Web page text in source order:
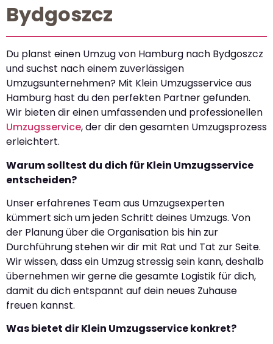
Bydgoszcz
Du planst einen Umzug von Hamburg nach Bydgoszcz
und suchst nach einem zuverlässigen
Umzugsunternehmen? Mit Klein Umzugsservice aus
Hamburg hast du den perfekten Partner gefunden.
Wir bieten dir einen umfassenden und professionellen
Umzugsservice, der dir den gesamten Umzugsprozess
erleichtert.
Warum solltest du dich für Klein Umzugsservice
entscheiden?
Unser erfahrenes Team aus Umzugsexperten
kümmert sich um jeden Schritt deines Umzugs. Von
der Planung über die Organisation bis hin zur
Durchführung stehen wir dir mit Rat und Tat zur Seite.
Wir wissen, dass ein Umzug stressig sein kann, deshalb
übernehmen wir gerne die gesamte Logistik für dich,
damit du dich entspannt auf dein neues Zuhause
freuen kannst.
Was bietet dir Klein Umzugsservice konkret?